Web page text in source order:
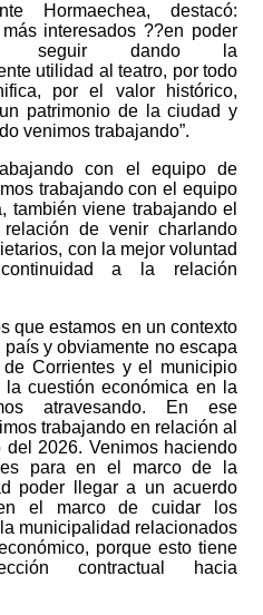
Hormaechea, destacó:
interesados ??en poder
seguir dando la
utilidad al teatro, por todo
por el valor histórico,
patrimonio de la ciudad y
venimos trabajando”.
con el equipo de
trabajando con el equipo
también viene trabajando el
de venir charlando
con la mejor voluntad
a la relación
que estamos en un contexto
y obviamente no escapa
de Corrientes y el municipio
cuestión económica en la
atravesando. En ese
trabajando en relación al
del 2026. Venimos haciendo
para en el marco de la
poder llegar a un acuerdo
el marco de cuidar los
municipalidad relacionados
porque esto tiene
contractual hacia